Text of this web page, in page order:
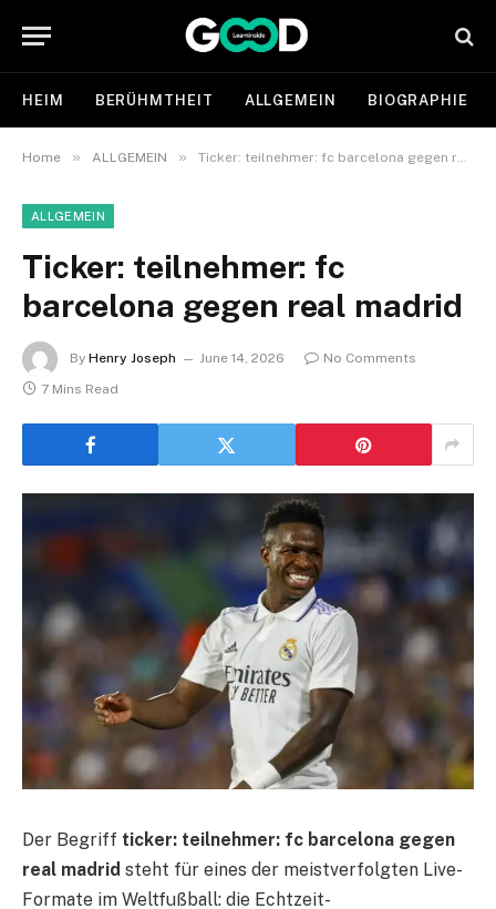
HEIM BERÜHMTHEIT ALLGEMEIN BIOGRAPHIE
Home » ALLGEMEIN » Ticker: teilnehmer: fc barcelona gegen real madrid
ALLGEMEIN
Ticker: teilnehmer: fc
barcelona gegen real madrid
By Henry Joseph June 14, 2026
No Comments
7 Mins Read
Der Begriff ticker: teilnehmer: fc barcelona gegen
real madrid steht für eines der meistverfolgten Live-
Formate im Weltfußball: die Echtzeit-